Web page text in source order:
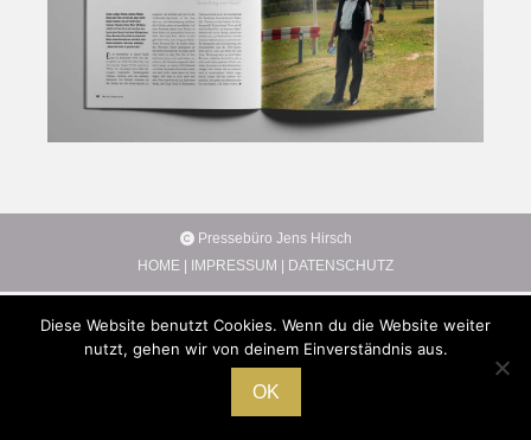
Pressebüro Jens Hirsch
HOME
IMPRESSUM DATENSCHUTZ
Diese Website benutzt Cookies. Wenn du die Website weiter
nutzt, gehen wir von deinem Einverständnis aus.
OK